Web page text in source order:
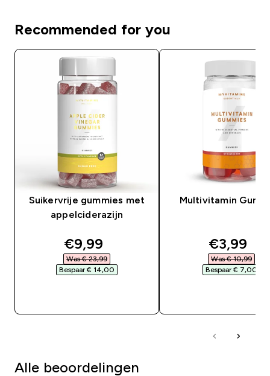
Recommended for you
Suikervrije gummies met
appelciderazijn
discounted price
€9,99‎
Was € 23,99‎
Bespaar € 14,00‎
Multivitamin
€3,99‎
Was € 10,99‎
Bespaar € 7,00‎
Alle beoordelingen